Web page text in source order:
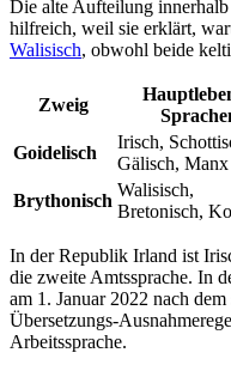
Die alte Aufteilung
hilfreich, weil sie erklärt,
Walisisch, obwohl beide
Zweig
Goidelisch
Irisch,
Gälisch, Manx
Brythonisch
Walisisch,
Bretonisch,
In der Republik Irland ist
die zweite Amtssprache. In
am 1. Januar 2022 nach
Übersetzungs-
Arbeitssprache.